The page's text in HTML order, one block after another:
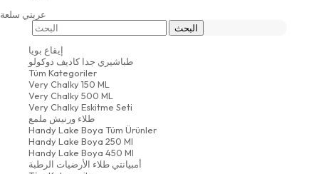
عربتي سلعة
إيقاع بويا
طباشيري جدا كاديف دوكولو
Tüm Kategoriler
Very Chalky 150 ML
Very Chalky 500 ML
Very Chalky Eskitme Seti
طلاء ورنيش ملمع
Handy Lake Boya Tüm Ürünler
Handy Lake Boya 250 Ml
Handy Lake Boya 450 Ml
أمبيانتي طلاء الأرضيات الرطبة